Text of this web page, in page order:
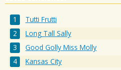
Tutti Frutti
Long Tall Sally
Good Golly Miss Molly
Kansas City